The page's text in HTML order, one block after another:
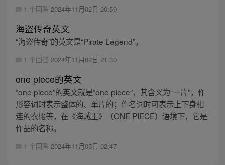
1 个回答 2024年11月02日 20:59
海盗传奇英文
“海盗传奇”的英文是“Pirate Legend”。
1 个回答 2024年11月02日 21:30
one piece的英文
“one piece”的英文就是“one piece”，其含义为“一片”，作
形容词时表示整体的、单片的；作名词时可表示上下身相
连的衣服等，在《海贼王》（ONE PIECE）语境下，它是
作品的名称。
1 个回答 2024年11月05日 02:47